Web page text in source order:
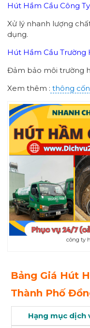
Hút Hầm Cầu Công
Xử lý nhanh lượng
dụng.
Hút Hầm Cầu Trường
Đảm bảo môi trường
Xem thêm : thông
công ty
Bảng Giá Hút
Thành Phố
Hạng mục dịch